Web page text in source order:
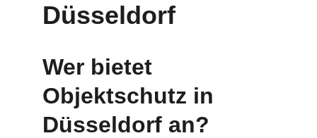
Düsseldorf
Wer bietet
Objektschutz in
Düsseldorf an?